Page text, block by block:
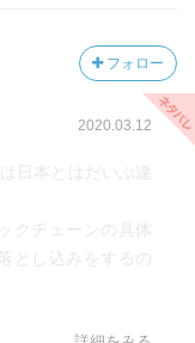
フォロー
2020.03.12
日本とはだいぶ違
クチェーンの具体
とし込みをするの